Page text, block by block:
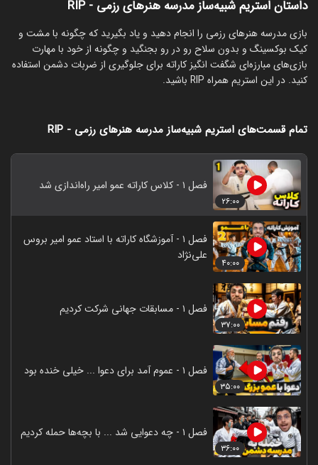
داستان استریم شبیه‌ساز مدرسه هنرهای رزمی - RIP
‏بازی مدرسه هنرهای رزمی را انجام دهید و یاد بگیرید که چگونه با مشت و
کیک بوکسینگ و بدون سلاح رو در رو بجنگید و چگونه از خود با مهارت
بازی‌های مبارزه‌ای شگفت انگیز کاراته برای جلوگیری از ضربات دشمن استفاده
کنید. در این استریم همراه RIP باشید.
تمام قسمت‌های استریم شبیه‌ساز مدرسه هنرهای رزمی - RIP
۲۶:۰۰
فصل ۱ - کلاس کاراته عمو امیر راه‌اندازی شد
۴۰:۰۰
فصل ۱ - آموزشگاه کاراته با استاد عمو امیر بروس
علی‌نژاد
۳۷:۰۰
فصل ۱ - مسابقات جهانی شرکت کردیم
۳۵:۰۰
فصل ۱ - عموم آمد برای دعوا ... خیلی خنده بود
۳۶:۰۰
فصل ۱ - چه دعوایی شد ... با بچه‌ها حمله کردیم